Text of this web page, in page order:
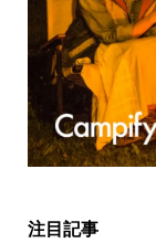
注目記事